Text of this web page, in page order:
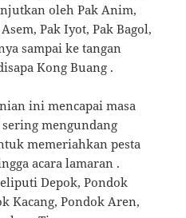
oleh Pak Anim,
Pak Iyot, Pak Bagol,
sampai ke tangan
Kong Buang .
ini mencapai masa
mengundang
memeriahkan pesta
acara lamaran .
Depok, Pondok
Kacang, Pondok Aren,